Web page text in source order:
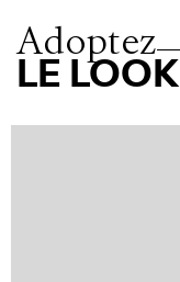
Adoptez
LE LOOK